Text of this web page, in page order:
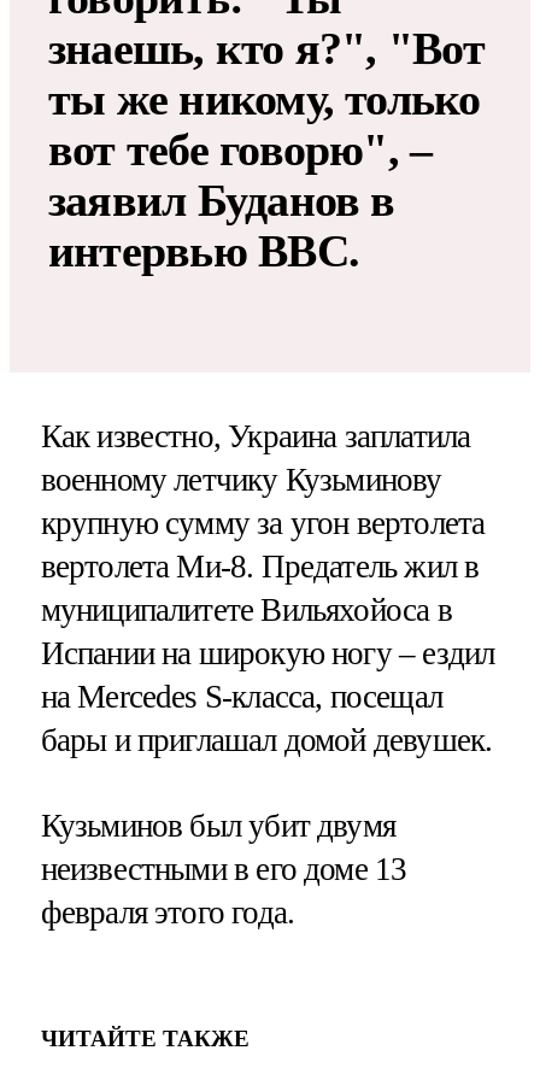
знаешь, кто я?", "Вот
ты же никому, только
вот тебе говорю", –
заявил Буданов в
интервью BBC.
Как известно, Украина заплатила
военному летчику Кузьминову
крупную сумму за угон вертолета
вертолета Ми-8. Предатель жил в
муниципалитете Вильяхойоса в
Испании на широкую ногу – ездил
на Mercedes S-класса, посещал
бары и приглашал домой девушек.
Кузьминов был убит двумя
неизвестными в его доме 13
февраля этого года.
ЧИТАЙТЕ ТАКЖЕ